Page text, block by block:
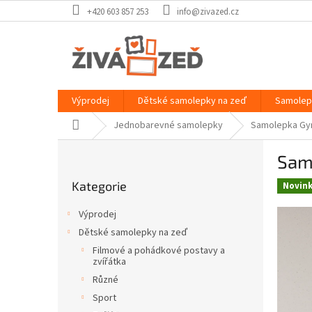
na
+420 603 857 253 info@zivazed.cz
Výprodej Dětské samolepky na zeď
Domů Jednobarevné samolepky Samolepka
kategorie
Kategorie
Výprodej
Dětské samolepky na zeď
Filmové a pohádkové postavy a
zvířátka
Různé
Sport